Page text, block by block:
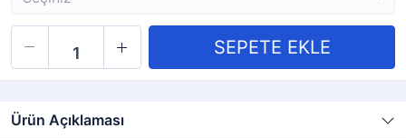
Ürün Açıklaması